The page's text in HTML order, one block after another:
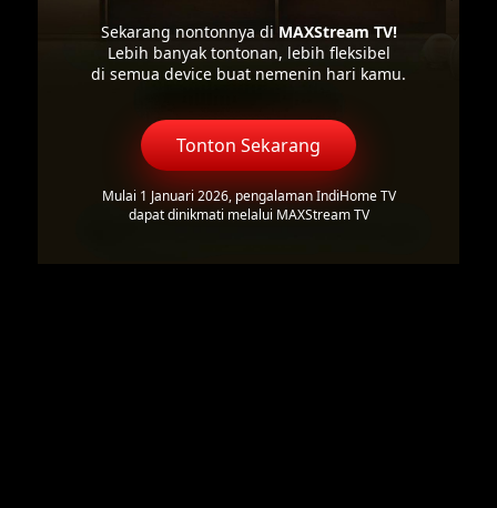
Sekarang nontonnya di MAXStream TV!
Lebih banyak tontonan, lebih fleksibel
di semua device buat nemenin hari kamu.
Tonton Sekarang
Mulai 1 Januari 2026, pengalaman IndiHome TV
dapat dinikmati melalui MAXStream TV